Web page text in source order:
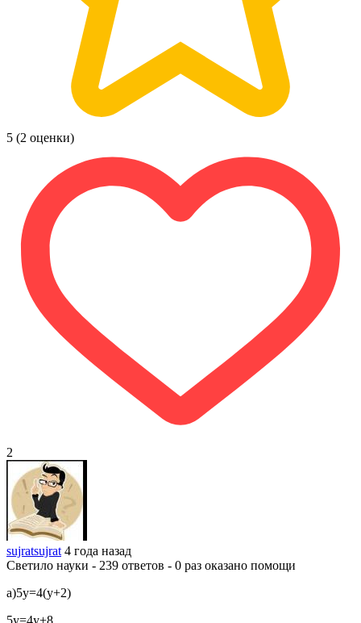
5 (2 оценки)
2
sujratsujrat 4 года назад
Светило науки - 239 ответов - 0 раз оказано помощи
а)5y=4(y+2)
5y=4y+8